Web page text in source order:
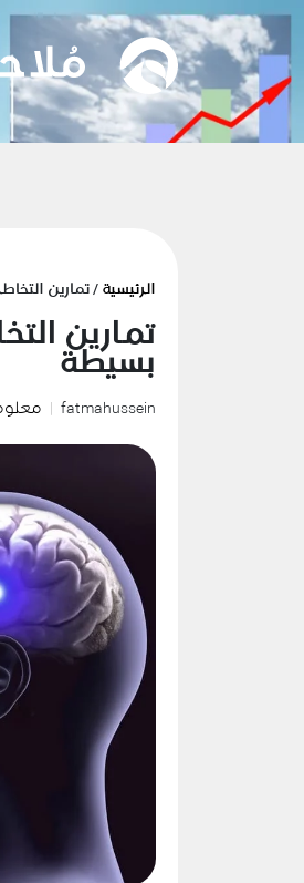
الرئيسية / تمارين
تمارين
بسيطة
fatmahussein